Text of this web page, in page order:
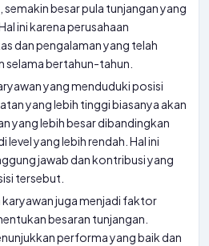
besar pula tunjangan yang
ini karena perusahaan
dan pengalaman yang telah
selama bertahun-tahun.
yang menduduki posisi
yang lebih tinggi biasanya akan
yang lebih besar dibandingkan
level yang lebih rendah. Hal ini
jawab dan kontribusi yang
tersebut.
karyawan juga menjadi faktor
besaran tunjangan.
performa yang baik dan